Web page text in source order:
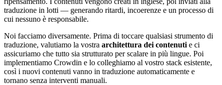
traduzione in lotti — generando ritardi, incoerenze e un processo di
cui nessuno è responsabile.
Noi facciamo diversamente. Prima di toccare qualsiasi strumento di
traduzione, valutiamo la vostra architettura dei contenuti e ci
assicuriamo che tutto sia strutturato per scalare in più lingue. Poi
implementiamo Crowdin e lo colleghiamo al vostro stack esistente,
così i nuovi contenuti vanno in traduzione automaticamente e
tornano senza interventi manuali.